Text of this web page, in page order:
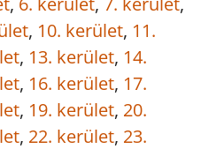
, 10. kerület, 11.
, 13. kerület, 14.
, 16. kerület, 17.
, 19. kerület, 20.
, 22. kerület, 23.